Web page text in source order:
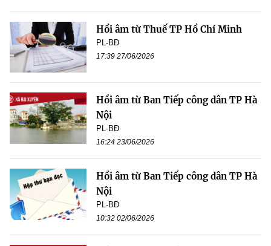
Hồi âm từ Thuế TP Hồ Chí Minh
PL-BĐ
17:39 27/06/2026
Hồi âm từ Ban Tiếp công dân TP Hà
Nội
PL-BĐ
16:24 23/06/2026
Hồi âm từ Ban Tiếp công dân TP Hà
Nội
PL-BĐ
10:32 02/06/2026